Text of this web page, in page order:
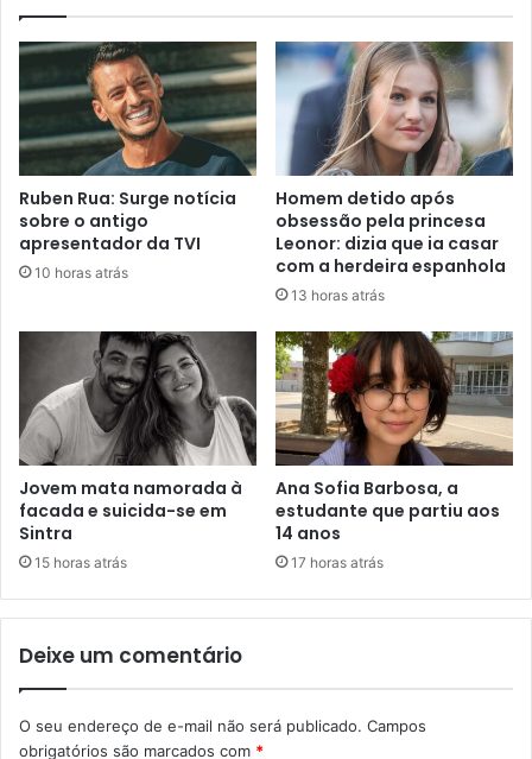
Ruben Rua: Surge notícia
sobre o antigo
apresentador da TVI
10 horas atrás
Homem detido após
obsessão pela princesa
Leonor: dizia que ia casar
com a herdeira espanhola
13 horas atrás
Jovem mata namorada à
facada e suicida-se em
Sintra
15 horas atrás
Ana Sofia Barbosa, a
estudante que partiu aos
14 anos
17 horas atrás
Deixe um comentário
O seu endereço de e-mail não será publicado. Campos
obrigatórios são marcados com *